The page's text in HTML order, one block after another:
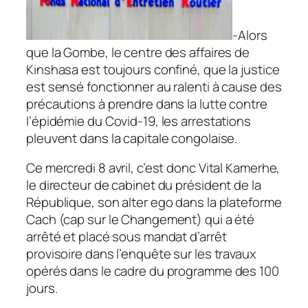
-Alors
que la Gombe, le centre des affaires de
Kinshasa est toujours confiné, que la justice
est sensé fonctionner au ralenti à cause des
précautions à prendre dans la lutte contre
l’épidémie du Covid-19, les arrestations
pleuvent dans la capitale congolaise.
Ce mercredi 8 avril, c’est donc Vital Kamerhe,
le directeur de cabinet du président de la
République, son alter ego dans la plateforme
Cach (cap sur le Changement) qui a été
arrêté et placé sous mandat d’arrêt
provisoire dans l’enquête sur les travaux
opérés dans le cadre du programme des 100
jours.